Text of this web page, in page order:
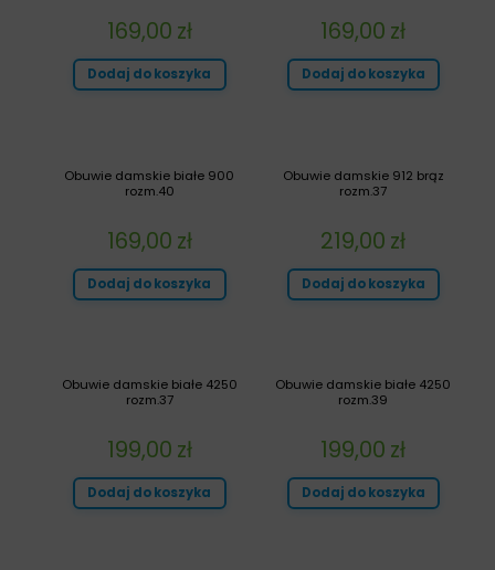
169,00 zł
Dodaj do koszyka
169,00 zł
Dodaj do koszyka
Obuwie damskie 912 brąz
rozm.37
219,00 zł
Dodaj do koszyka
Obuwie damskie białe 900
rozm.40
169,00 zł
Dodaj do koszyka
Obuwie damskie białe 4250
rozm.39
199,00 zł
Dodaj do koszyka
Obuwie damskie białe 4250
rozm.37
199,00 zł
Dodaj do koszyka